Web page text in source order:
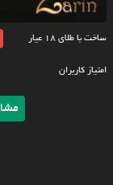
ساخت با طلای ۱۸ عیار
امتیاز کاربران